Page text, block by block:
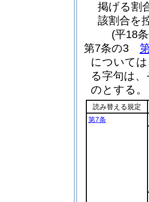
掲げる割
該割合を
(平18
第7条の3
について
る字句は
のとする。
読み替える規定
第7条